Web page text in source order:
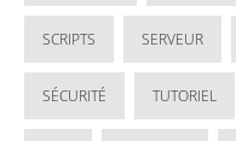
SCRIPTS SERVEUR
SÉCURITÉ TUTORIEL